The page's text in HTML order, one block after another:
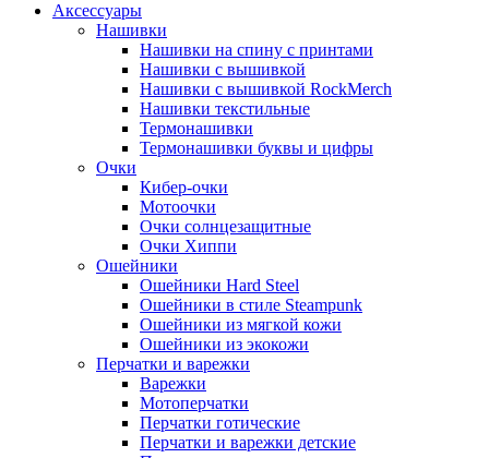
Аксессуары
Нашивки
Нашивки на спину с принтами
Нашивки с вышивкой
Нашивки с вышивкой RockMerch
Нашивки текстильные
Термонашивки
Термонашивки буквы и цифры
Очки
Кибер-очки
Мотоочки
Очки солнцезащитные
Очки Хиппи
Ошейники
Ошейники Hard Steel
Ошейники в стиле Steampunk
Ошейники из мягкой кожи
Ошейники из экокожи
Перчатки и варежки
Варежки
Мотоперчатки
Перчатки готические
Перчатки и варежки детские